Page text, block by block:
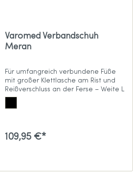
Varomed Verbandschuh
Meran
Für umfangreich verbundene Füße
mit großer Klettlasche am Rist und
Reißverschluss an der Ferse – Weite L
109,95 €*